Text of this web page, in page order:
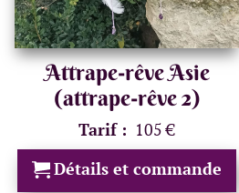
Attrape-rêve Asie
(attrape-rêve 2)
Tarif : 105 €
Détails et commande